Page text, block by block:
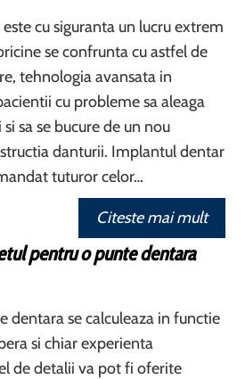
cu siguranta un lucru extrem
se confrunta cu astfel de
tehnologia avansata in
cu probleme sa aleaga
sa se bucure de un nou
danturii. Implantul dentar
tuturor celor…
Citeste mai mult
pentru o punte dentara
dentara se calculeaza in functie
si chiar experienta
de detalii va pot fi oferite